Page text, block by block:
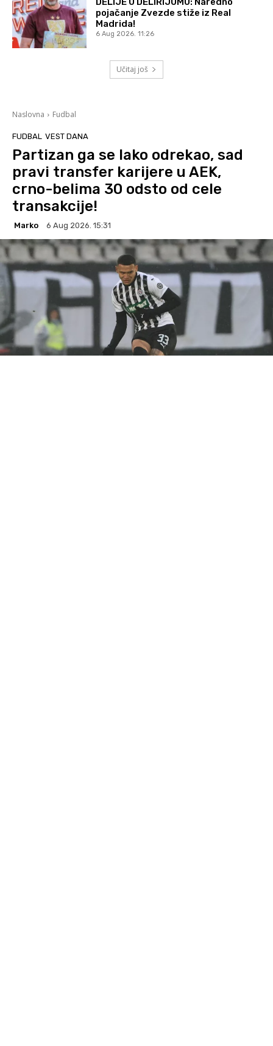
pojačanje Zvezde stiže iz Real
Madrida!
6 Aug 2026. 11:26
Učitaj još